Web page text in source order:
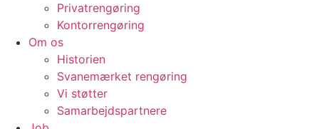
Privatrengøring
Kontorrengøring
Om os
Historien
Svanemærket rengøring
Vi støtter
Samarbejdspartnere